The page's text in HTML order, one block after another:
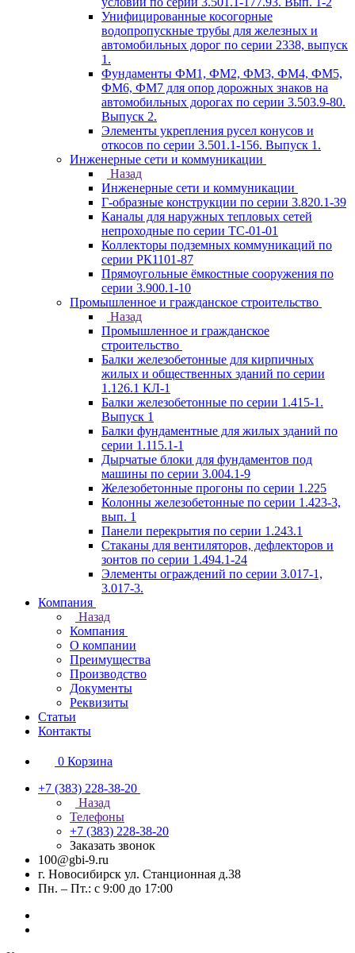
Унифицированные косогорные
водопропускные трубы для железных и
автомобильных дорог по серии 2338, выпуск
1.
Фундаменты ФМ1, ФМ2, ФМ3, ФМ4, ФМ5,
ФМ6, ФМ7 для опор дорожных знаков на
автомобильных дорогах по серии 3.503.9-80.
Выпуск 2.
Элементы укрепления русел конусов и
откосов по серии 3.501.1-156. Выпуск 1.
Инженерные сети и коммуникации
Назад
Инженерные сети и коммуникации
Г-образные конструкции по серии 3.820.1-39
Каналы для наружных тепловых сетей
непроходные по серии ТС-01-01
Коллекторы подземных коммуникаций по
серии РК1101-87
Прямоугольные ёмкостные сооружения по
серии 3.900.1-10
Промышленное и гражданское строительство
Назад
Промышленное и гражданское
строительство
Балки железобетонные для кирпичных
жилых и общественных зданий по серии
1.126.1 КЛ-1
Балки железобетонные по серии 1.415-1.
Выпуск 1
Балки фундаментные для жилых зданий по
серии 1.115.1-1
Дырчатые блоки для фундаментов под
машины по серии 3.004.1-9
Железобетонные прогоны по серии 1.225
Колонны железобетонные по серии 1.423-3,
вып. 1
Панели перекрытия по серии 1.243.1
Стаканы для вентиляторов, дефлекторов и
зонтов по серии 1.494.1-24
Элементы ограждений по серии 3.017-1,
3.017-3.
Компания
Назад
Компания
О компании
Преимущества
Производство
Документы
Реквизиты
Статьи
Контакты
0 Корзина
+7 (383) 228-38-20
Назад
Телефоны
+7 (383) 228-38-20
Заказать звонок
100@gbi-9.ru
г. Новосибирск ул. Станционная д.38
Пн. – Пт.: с 9:00 до 17:00